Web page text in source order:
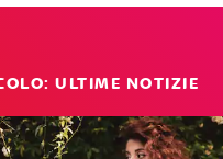
ULTIME NOTIZIE